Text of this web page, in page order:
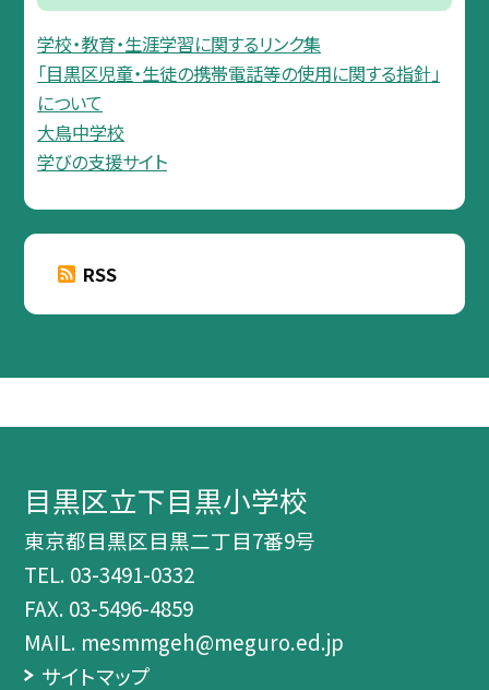
学校・教育・生涯学習に関するリンク集
「目黒区児童・生徒の携帯電話等の使用に関する指針」
について
大鳥中学校
学びの支援サイト
RSS
目黒区立下目黒小学校
東京都目黒区目黒二丁目7番9号
TEL. 03-3491-0332
FAX. 03-5496-4859
MAIL. mesmmgeh@meguro.ed.jp
サイトマップ